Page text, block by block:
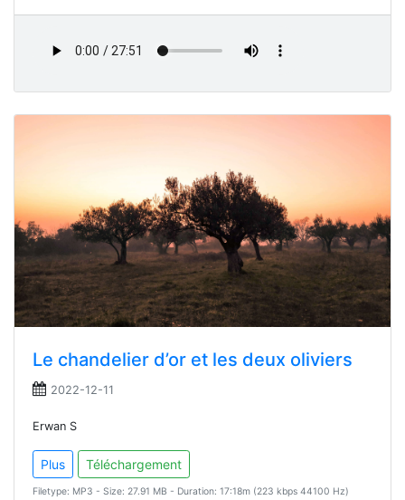
Le chandelier d’or et les deux oliviers
2022-12-11
Erwan S
Plus Téléchargement
Filetype: MP3 - Size: 27.91 MB - Duration: 17:18m (223 kbps 44100 Hz)